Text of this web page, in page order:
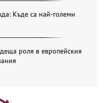
Къде са най-големи
роля в европейския